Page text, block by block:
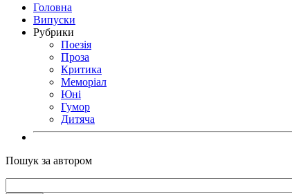
Головна
Випуски
Рубрики
Поезія
Проза
Критика
Меморіал
Юні
Гумор
Дитяча
Пошук за автором